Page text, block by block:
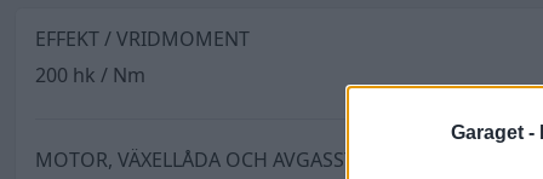
Garaget -
EFFEKT / VRIDMOMENT
200 hk / Nm
MOTOR, VÄXELLÅDA OCH AVGASSYSTEM